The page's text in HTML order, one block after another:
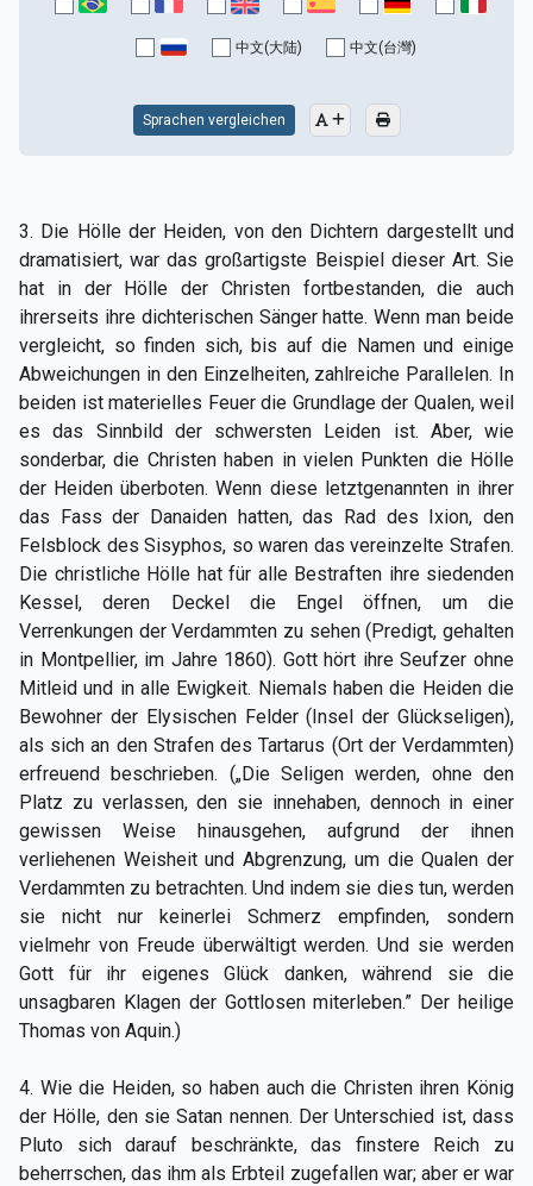
中文(大陆) 中文(台灣)
Sprachen vergleichen
3. Die Hölle der Heiden, von den Dichtern dargestellt und
dramatisiert, war das großartigste Beispiel dieser Art. Sie
hat in der Hölle der Christen fortbestanden, die auch
ihrerseits ihre dichterischen Sänger hatte. Wenn man beide
vergleicht, so finden sich, bis auf die Namen und einige
Abweichungen in den Einzelheiten, zahlreiche Parallelen. In
beiden ist materielles Feuer die Grundlage der Qualen, weil
es das Sinnbild der schwersten Leiden ist. Aber, wie
sonderbar, die Christen haben in vielen Punkten die Hölle
der Heiden überboten. Wenn diese letztgenannten in ihrer
das Fass der Danaiden hatten, das Rad des Ixion, den
Felsblock des Sisyphos, so waren das vereinzelte Strafen.
Die christliche Hölle hat für alle Bestraften ihre siedenden
Kessel, deren Deckel die Engel öffnen, um die
Verrenkungen der Verdammten zu sehen (Predigt, gehalten
in Montpellier, im Jahre 1860). Gott hört ihre Seufzer ohne
Mitleid und in alle Ewigkeit. Niemals haben die Heiden die
Bewohner der Elysischen Felder (Insel der Glückseligen),
als sich an den Strafen des Tartarus (Ort der Verdammten)
erfreuend beschrieben. („Die Seligen werden, ohne den
Platz zu verlassen, den sie innehaben, dennoch in einer
gewissen Weise hinausgehen, aufgrund der ihnen
verliehenen Weisheit und Abgrenzung, um die Qualen der
Verdammten zu betrachten. Und indem sie dies tun, werden
sie nicht nur keinerlei Schmerz empfinden, sondern
vielmehr von Freude überwältigt werden. Und sie werden
Gott für ihr eigenes Glück danken, während sie die
unsagbaren Klagen der Gottlosen miterleben.” Der heilige
Thomas von Aquin.)
4. Wie die Heiden, so haben auch die Christen ihren König
der Hölle, den sie Satan nennen. Der Unterschied ist, dass
Pluto sich darauf beschränkte, das finstere Reich zu
beherrschen, das ihm als Erbteil zugefallen war; aber er war